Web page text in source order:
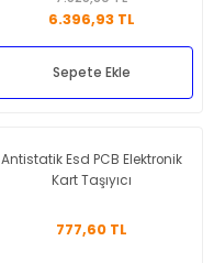
6.396,93 TL
Sepete Ekle
Antistatik Esd PCB Elektronik
Kart Taşıyıcı
777,60 TL